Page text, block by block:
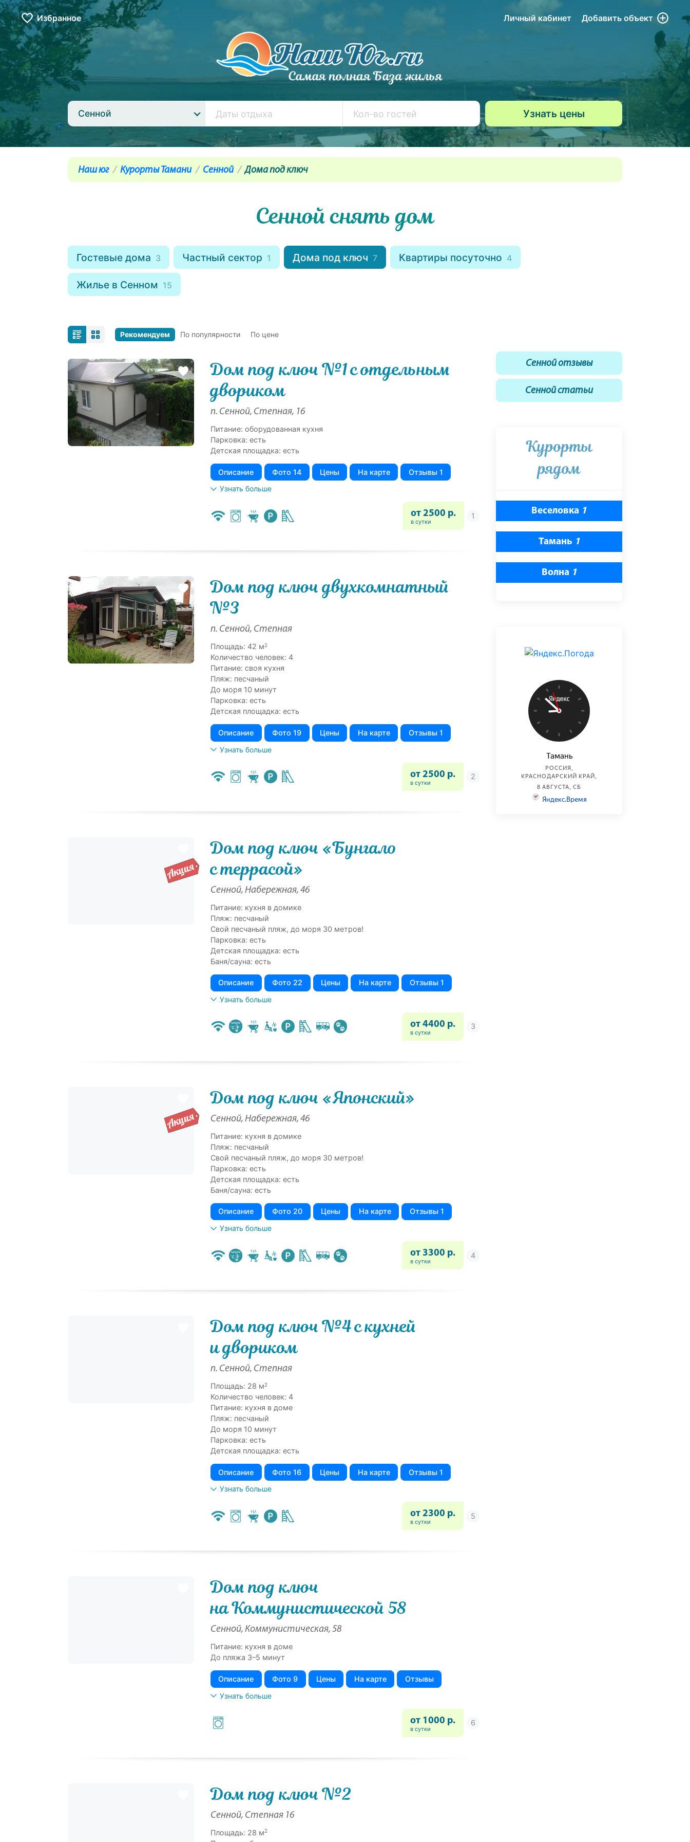
Избранное Личный кабинет Добавить объект
Сенной
Наш юг Курорты Тамани Сенной Дома под ключ
Сенной снять дом
Гостевые дома 3 Частный сектор 1 Дома под ключ 7 Квартиры посуточно 4
Жилье в Сенном 15
Рекомендуем По популярности По цене
Дом под ключ №1 с отдельным
двориком
п. Сенной, Степная, 16
Питание: оборудованная кухня
Парковка: есть
Детская площадка: есть
Описание Фото 14 Цены На карте
Отзывы 1
Узнать больше
от 2500 р.
в сутки
Дом под ключ двухкомнатный
№3
п. Сенной, Степная
Площадь: 42 м2
Количество человек: 4
Питание: своя кухня
Пляж: песчаный
До моря 10 минут
Парковка: есть
Детская площадка: есть
Описание Фото 19 Цены На карте
Отзывы 1
Узнать больше
от 2500 р.
в сутки
Дом под ключ «Бунгало
с террасой»
Сенной, Набережная, 46
Питание: кухня в домике
Пляж: песчаный
Свой песчаный пляж, до моря 30 метров!
Парковка: есть
Детская площадка: есть
Баня/сауна: есть
Описание Фото 22 Цены На карте
Отзывы 1
Узнать больше
от 4400 р.
в сутки
Дом под ключ «Японский»
Сенной, Набережная, 46
Питание: кухня в домике
Пляж: песчаный
Свой песчаный пляж, до моря 30 метров!
Парковка: есть
Детская площадка: есть
Баня/сауна: есть
Описание Фото 20 Цены На карте
Отзывы 1
Узнать больше
от 3300 р.
в сутки
Дом под ключ №4 с кухней
и двориком
п. Сенной, Степная
Площадь: 28 м2
Количество человек: 4
Питание: кухня в доме
Пляж: песчаный
До моря 10 минут
Парковка: есть
Детская площадка: есть
Описание Фото 16 Цены На карте
Отзывы 1
Узнать больше
от 2300 р.
в сутки
Дом под ключ
на Коммунистической 58
Сенной, Коммунистическая, 58
Питание: кухня в доме
До пляжа 3–5 минут
Описание Фото 9 Цены На карте
Отзывы
Узнать больше
от 1000 р.
в сутки
Дом под ключ №2
Сенной, Степная 16
Площадь: 28 м2
Сенной отзывы
Сенной статьи
Курорты
рядом
Веселовка 1
Тамань 1
Волна 1